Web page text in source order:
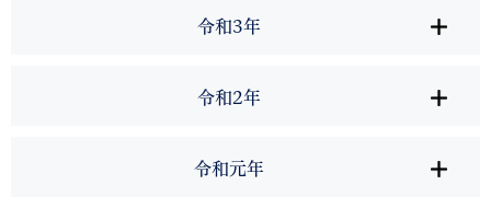
令和3年
令和2年
令和元年